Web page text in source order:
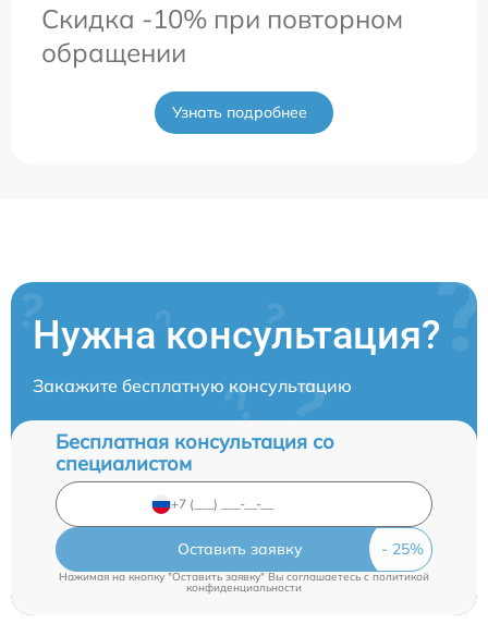
Скидка -10% при повторном
обращении
Узнать подробнее
Нужна консультация?
Закажите бесплатную консультацию
Бесплатная консультация со
специалистом
Оставить заявку
Нажимая на кнопку "Оставить заявку" Вы соглашаетесь cполитикой
конфиденциальности